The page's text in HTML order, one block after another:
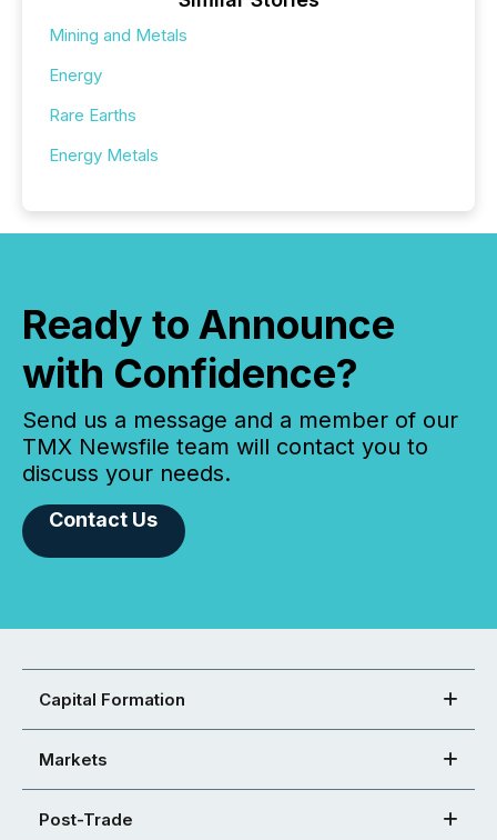
Mining and Metals
Energy
Rare Earths
Energy Metals
Ready to Announce
with Confidence?
Send us a message and a member of our
TMX Newsfile team will contact you to
discuss your needs.
Contact Us
Capital Formation
Markets
Post-Trade